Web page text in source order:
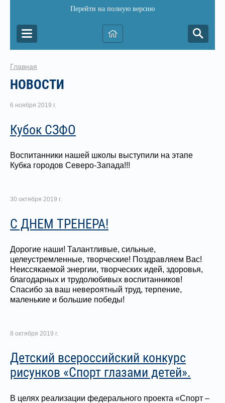
Перейти на полную версию
Главная
НОВОСТИ
6 ноября 2019 г.
Кубок СЗФО
Воспитанники нашей школы выступили на этапе
Кубка городов Северо-Запада!!!
30 октября 2019 г.
С ДНЕМ ТРЕНЕРА!
Дорогие наши! Талантливые, сильные,
целеустремленные, творческие! Поздравляем Вас!
Неиссякаемой энергии, творческих идей, здоровья,
благодарных и трудолюбивых воспитанников!
Спасибо за ваш невероятный труд, терпение,
маленькие и большие победы!
8 октября 2019 г.
Детский всероссийский конкурс
рисунков «Спорт глазами детей».
В целях реализации федерального проекта «Спорт –